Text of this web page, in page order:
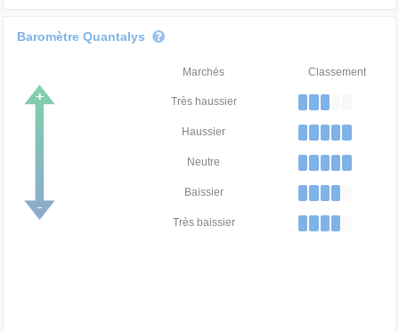
Baromètre Quantalys
Marchés Classement
Très haussier
Haussier
Neutre
Baissier
Très baissier